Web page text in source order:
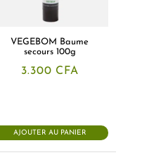
VEGEBOM Baume
secours 100g
3.300 CFA
AJOUTER AU PANIER